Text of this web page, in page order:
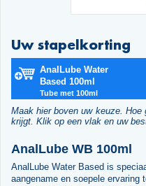
Uw stapelkorting
AnalLube Water
Based 100ml
Tube met 100ml
Maak hier boven uw keuze.
krijgt. Klik op een vlak en uw
AnalLube WB 100ml
AnalLube Water Based is
aangename en soepele